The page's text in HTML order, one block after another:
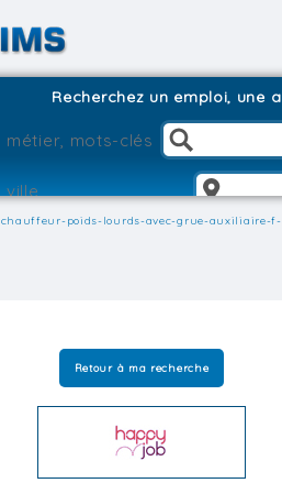
Recherchez un emploi, une
chauffeur-poids-lourds-avec-grue-auxiliaire-f-
Retour à ma recherche